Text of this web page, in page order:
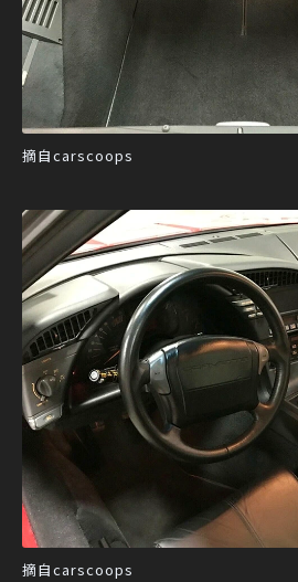
摘自carscoops
摘自carscoops